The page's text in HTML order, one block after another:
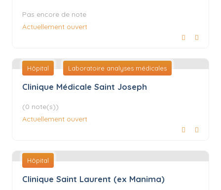
Pas encore de note
Actuellement ouvert
Hôpital Laboratoire analyses médicales
Clinique Médicale Saint Joseph
(0 note(s))
Actuellement ouvert
Hôpital
Clinique Saint Laurent (ex Manima)